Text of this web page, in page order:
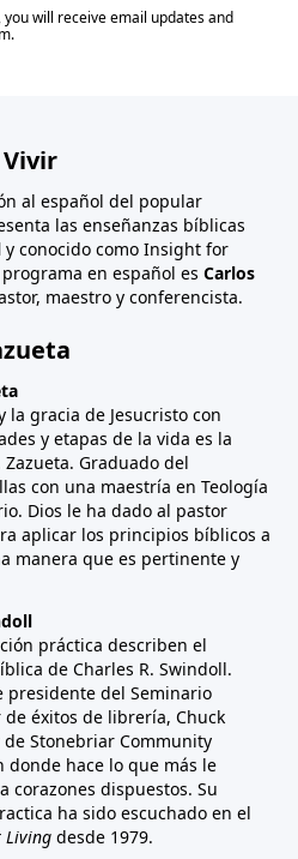
al español del popular
las enseñanzas bíblicas
y conocido como Insight for
en español es Carlos
maestro y conferencista.
gracia de Jesucristo con
y etapas de la vida es la
Graduado del
con una maestría en Teología
Dios le ha dado al pastor
aplicar los principios bíblicos a
manera que es pertinente y
práctica describen el
de Charles R. Swindoll.
del Seminario
éxitos de librería, Chuck
Stonebriar Community
donde hace lo que más le
corazones dispuestos. Su
ha sido escuchado en el
Living desde 1979.